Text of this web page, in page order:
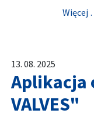
Więcej
13. 08. 2025
Aplikacja
VALVES"